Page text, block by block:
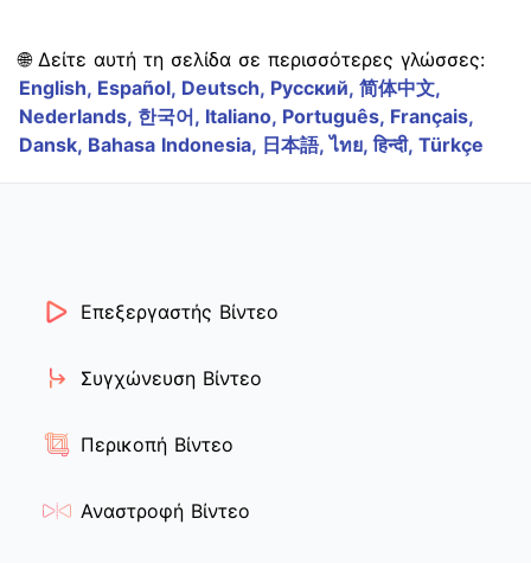
🌐 Δείτε αυτή τη σελίδα σε περισσότερες γλώσσες:
English, Español, Deutsch, Русский, 简体中文,
Nederlands, 한국어, Italiano, Português, Français,
Dansk, Bahasa Indonesia, 日本語,ไทย,हिन्दी, Türkçe
Επεξεργαστής Βίντεο
Συγχώνευση Βίντεο
Περικοπή Βίντεο
Αναστροφή Βίντεο